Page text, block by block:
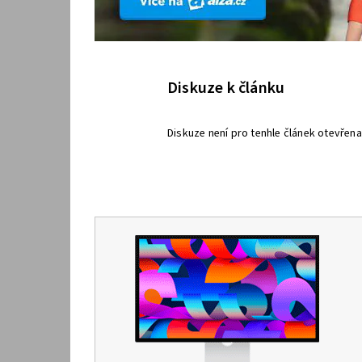
Diskuze k článku
Diskuze není pro tenhle článek